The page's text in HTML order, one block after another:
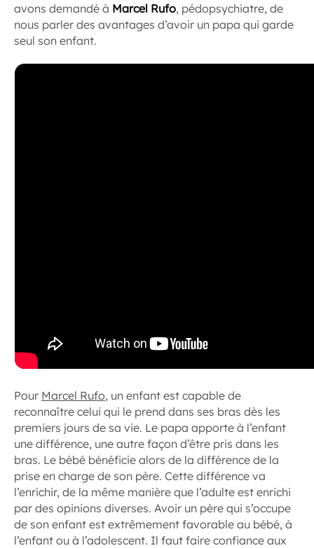
avons demandé à Marcel Rufo, pédopsychiatre, de
nous parler des avantages d’avoir un papa qui garde
seul son enfant.
Pour Marcel Rufo, un enfant est capable de
reconnaître celui qui le prend dans ses bras dès les
premiers jours de sa vie. Le papa apporte à l’enfant
une différence, une autre façon d’être pris dans les
bras. Le bébé bénéficie alors de la différence de la
prise en charge de son père. Cette différence va
l’enrichir, de la même manière que l’adulte est enrichi
par des opinions diverses. Avoir un père qui s’occupe
de son enfant est extrêmement favorable au bébé, à
l’enfant ou à l’adolescent. Il faut faire confiance aux